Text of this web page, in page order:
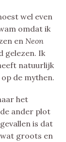
wel even
omdat ik
en Neon
gelezen. Ik
natuurlijk
de mythen.
het
ander plot
is dat
wat groots en